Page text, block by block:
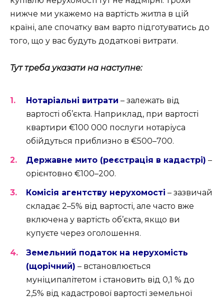
нижче ми укажемо на вартість житла в цій
країні, але спочатку вам варто підготуватись до
того, що у вас будуть додаткові витрати.
Тут треба указати на наступне:
Нотаріальні витрати – залежать від
вартості об’єкта. Наприклад, при вартості
квартири €100 000 послуги нотаріуса
обійдуться приблизно в €500–700.
Державне мито (реєстрація в кадастрі) –
орієнтовно €100–200.
Комісія агентству нерухомості – зазвичай
складає 2–5% від вартості, але часто вже
включена у вартість об’єкта, якщо ви
купуєте через оголошення.
Земельний податок на нерухомість
(щорічний) – встановлюється
муніципалітетом і становить від 0,1 % до
2,5% від кадастрової вартості земельної